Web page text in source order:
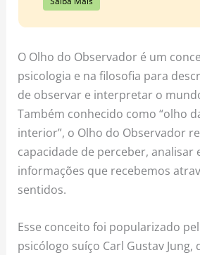
O Olho do Observador é um
psicologia e na filosofia para
de observar e interpretar o
Também conhecido como “olho
interior”, o Olho do Observador
capacidade de perceber, analisar
informações que recebemos
sentidos.
Esse conceito foi popularizado
psicólogo suíço Carl Gustav